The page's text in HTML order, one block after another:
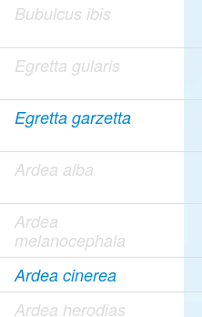
Bubulcus ibis
Egretta gularis
Egretta garzetta
Ardea alba
Ardea
melanocephala
Ardea cinerea
Ardea herodias